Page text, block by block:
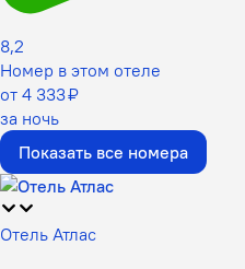
8,2
Номер в этом отеле
от 4 333 ₽
за ночь
Показать все номера
Отель Атлас